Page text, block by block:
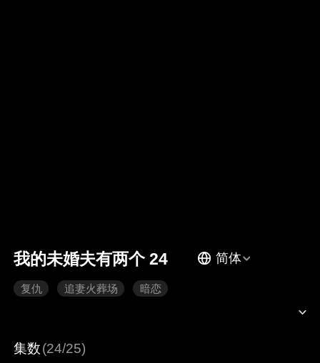
我的未婚夫有两个 24 简体
复仇 追妻火葬场 暗恋
集数(24/25)